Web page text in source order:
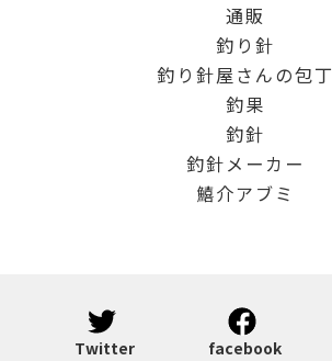
通販
釣り針
釣り針屋さんの包丁
釣果
釣針
釣針メーカー
鱚介アブミ
Twitter facebook